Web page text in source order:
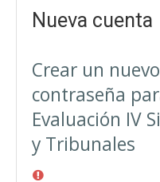
Nueva cuenta
Crear un
contraseña
Evaluación IV
y Tribunales